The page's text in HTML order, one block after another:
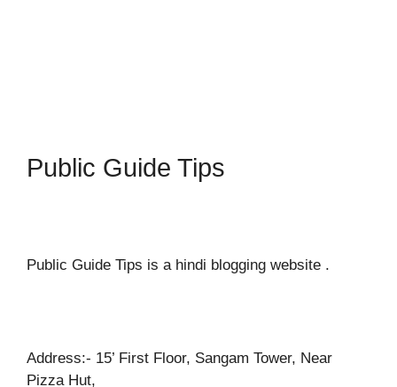
Public Guide Tips
Public Guide Tips is a hindi blogging website .
Address:- 15’ First Floor, Sangam Tower, Near
Pizza Hut,